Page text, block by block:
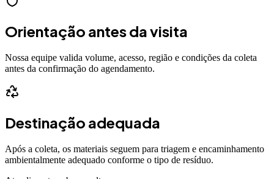
Orientação antes da visita
Nossa equipe valida volume, acesso, região e condições da coleta
antes da confirmação do agendamento.
Destinação adequada
Após a coleta, os materiais seguem para triagem e encaminhamento
ambientalmente adequado conforme o tipo de resíduo.